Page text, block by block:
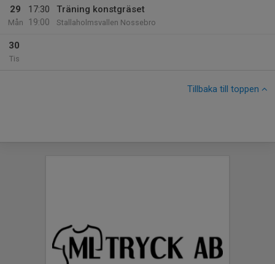
29
Mån
17:30
19:00
Träning konstgräset
Stallaholmsvallen Nossebro
30
Tis
Tillbaka till toppen